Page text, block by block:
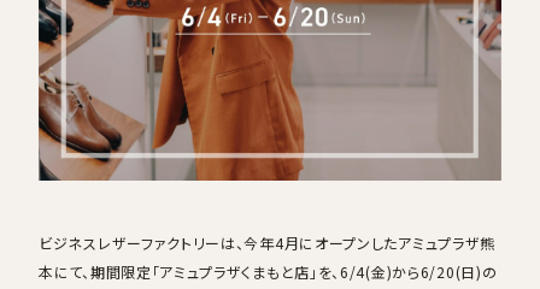
ログイン / 会員登録
お気に入り
ビジネスレザーファクトリーは、今年4月にオープンしたアミュプラザ熊
本にて、期間限定「アミュプラザくまもと店」を、6/4(金)から6/20(日)の